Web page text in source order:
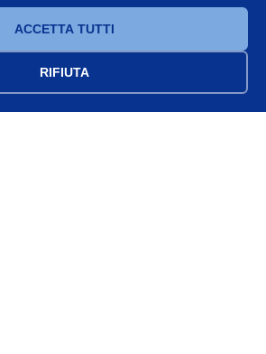
Azienda
Chi Siamo
RIFIUTA
ACCETTA TUTTI